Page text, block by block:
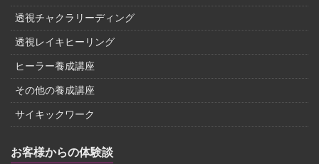
透視チャクラリーディング
透視レイキヒーリング
ヒーラー養成講座
その他の養成講座
サイキックワーク
お客様からの体験談